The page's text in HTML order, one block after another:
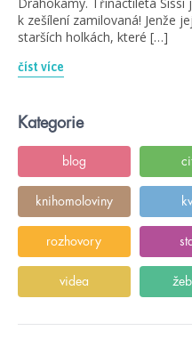
k zešílení zamilovaná! Jenže
starších holkách, které […]
číst více
Kategorie
blog
knihomoloviny
rozhovory
videa